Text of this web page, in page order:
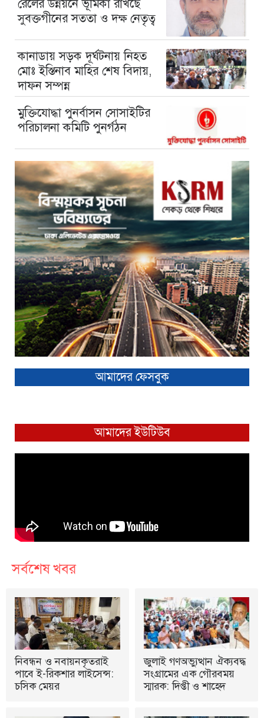
রেলের উন্নয়নে ভূমিকা রাখছে
সুবক্তগীনের সততা ও দক্ষ নেতৃত্ব
কানাডায় সড়ক দূর্ঘটনায় নিহত
মোঃ ইস্তিনাব মাহির শেষ বিদায়,
দাফন সম্পন্ন
মুক্তিযোদ্ধা পুনর্বাসন সোসাইটির
পরিচালনা কমিটি পুনর্গঠন
আমাদের ফেসবুক
আমাদের ইউটিউব
সর্বশেষ খবর
নিবন্ধন ও নবায়নকৃতরাই
পাবে ই-রিকশার লাইসেন্স:
চসিক মেয়র
জুলাই গণঅভ্যুত্থান ঐক্যবদ্ধ
সংগ্রামের এক গৌরবময়
স্মারক: দিপ্তী ও শাহেদ